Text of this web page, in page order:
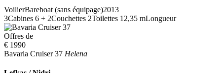
VoilierBareboat (sans équipage)2013
3Cabines 6 + 2Couchettes 2Toilettes 12,35 mLongueur
Offres de
€ 1990
Bavaria Cruiser 37 Helena